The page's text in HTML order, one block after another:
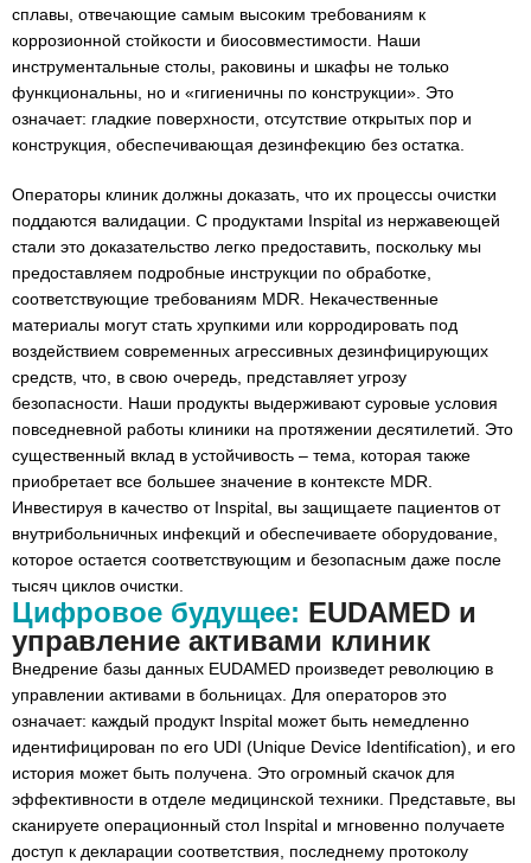
сплавы, отвечающие самым высоким требованиям к
коррозионной стойкости и биосовместимости. Наши
инструментальные столы, раковины и шкафы не только
функциональны, но и «гигиеничны по конструкции». Это
означает: гладкие поверхности, отсутствие открытых пор и
конструкция, обеспечивающая дезинфекцию без остатка.
Операторы клиник должны доказать, что их процессы очистки
поддаются валидации. С продуктами Inspital из нержавеющей
стали это доказательство легко предоставить, поскольку мы
предоставляем подробные инструкции по обработке,
соответствующие требованиям MDR. Некачественные
материалы могут стать хрупкими или корродировать под
воздействием современных агрессивных дезинфицирующих
средств, что, в свою очередь, представляет угрозу
безопасности. Наши продукты выдерживают суровые условия
повседневной работы клиники на протяжении десятилетий. Это
существенный вклад в устойчивость – тема, которая также
приобретает все большее значение в контексте MDR.
Инвестируя в качество от Inspital, вы защищаете пациентов от
внутрибольничных инфекций и обеспечиваете оборудование,
которое остается соответствующим и безопасным даже после
тысяч циклов очистки.
Цифровое будущее: EUDAMED и
управление активами клиник
Внедрение базы данных EUDAMED произведет революцию в
управлении активами в больницах. Для операторов это
означает: каждый продукт Inspital может быть немедленно
идентифицирован по его UDI (Unique Device Identification), и его
история может быть получена. Это огромный скачок для
эффективности в отделе медицинской техники. Представьте, вы
сканируете операционный стол Inspital и мгновенно получаете
доступ к декларации соответствия, последнему протоколу